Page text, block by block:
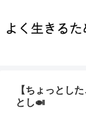
【ちょっとし
とし🍛